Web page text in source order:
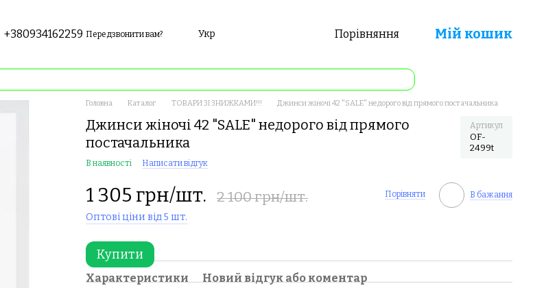
+380934162259 Передзвонити вам? Укр Порівняння Мій кошик
Головна Каталог ТОВАРИ ЗІ ЗНИЖКАМИ!!! Джинси жіночі 42 "SALE" недорого від прямого постачальника
Джинси жіночі 42 "SALE" недорого від прямого
постачальника
Артикул
OF-
2499t
В наявності Написати відгук
1 305 грн/шт. 2 100 грн/шт. Порівняти В бажання
Оптові ціни від 5 шт.
Купити
Характеристики
Новий відгук або коментар